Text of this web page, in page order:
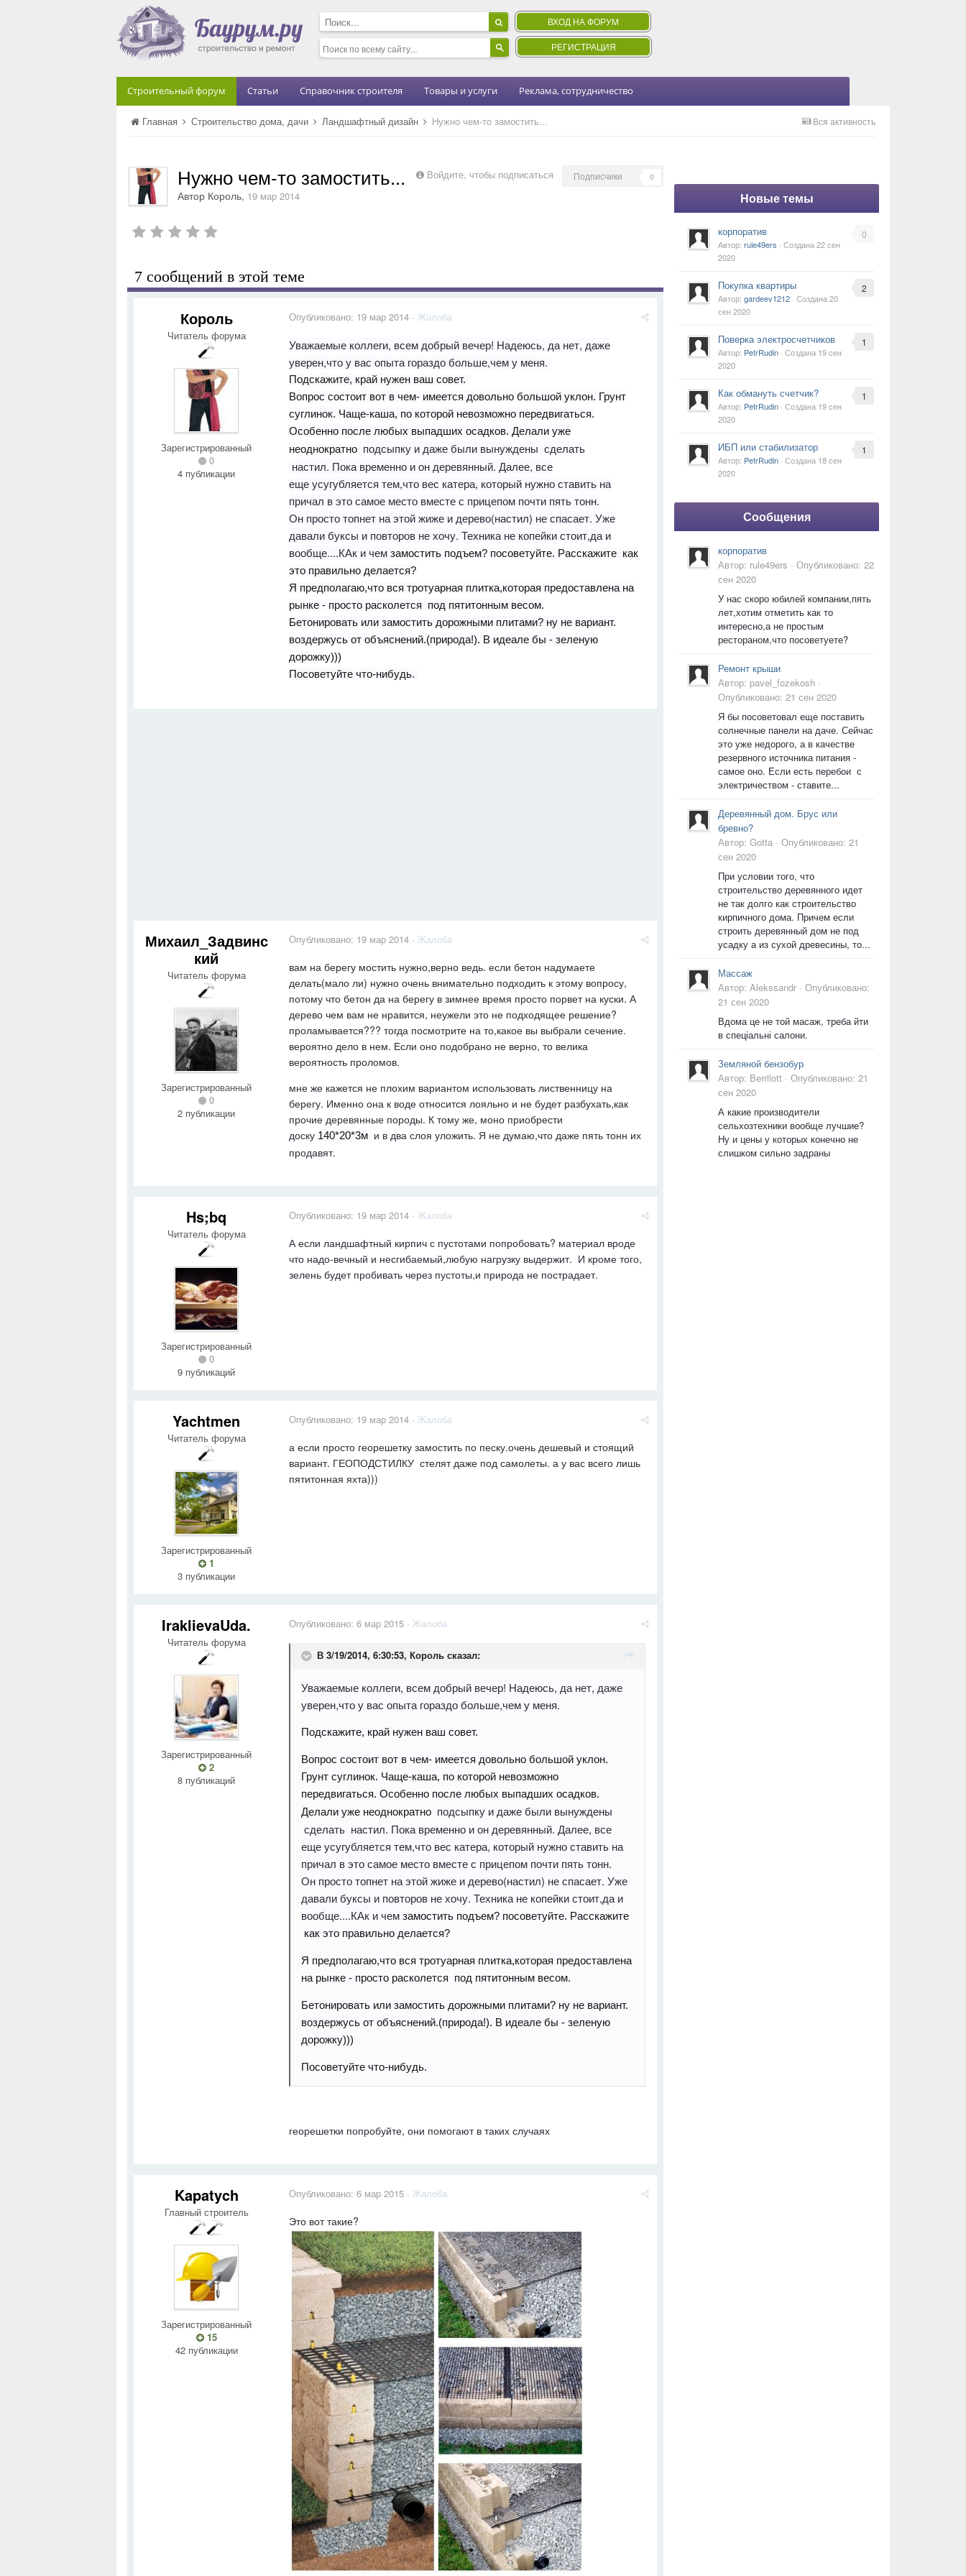
ВХОД НА ФОРУМ
РЕГИСТРАЦИЯ
Строительный форум Статьи Справочник строителя Товары и услуги Реклама, сотрудничество
Вся активность
Главная Строительство дома, дачи Ландшафтный дизайн Нужно чем-то замостить...
Войдите, чтобы подписаться Подписчики 0
Нужно чем-то замостить...
Автор Король, 19 мар 2014
7 сообщений в этой теме
Король
Читатель форума
Зарегистрированный
0
4 публикации
Опубликовано: 19 мар 2014 · Жалоба
Уважаемые коллеги, всем добрый вечер! Надеюсь, да нет, даже
уверен,что у вас опыта гораздо больше,чем у меня.
Подскажите, край нужен ваш совет.
Вопрос состоит вот в чем- имеется довольно большой уклон. Грунт
суглинок. Чаще-каша, по которой невозможно передвигаться.
Особенно после любых выпадших осадков. Делали уже
неоднократно подсыпку и даже были вынуждены сделать
настил. Пока временно и он деревянный. Далее, все
еще усугубляется тем,что вес катера, который нужно ставить на
причал в это самое место вместе с прицепом почти пять тонн.
Он просто топнет на этой жиже и дерево(настил) не спасает. Уже
давали буксы и повторов не хочу. Техника не копейки стоит,да и
вообще....КАк и чем замостить подъем? посоветуйте. Расскажите как
это правильно делается?
Я предполагаю,что вся тротуарная плитка,которая предоставлена на
рынке - просто расколется под пятитонным весом.
Бетонировать или замостить дорожными плитами? ну не вариант.
воздержусь от объяснений.(природа!). В идеале бы - зеленую
дорожку)))
Посоветуйте что-нибудь.
Михаил_Задвинс
кий
Читатель форума
Зарегистрированный
0
2 публикации
Опубликовано: 19 мар 2014 · Жалоба
вам на берегу мостить нужно,верно ведь. если бетон надумаете
делать(мало ли) нужно очень внимательно подходить к этому вопросу,
потому что бетон да на берегу в зимнее время просто порвет на куски. А
дерево чем вам не нравится, неужели это не подходящее решение?
проламывается??? тогда посмотрите на то,какое вы выбрали сечение.
вероятно дело в нем. Если оно подобрано не верно, то велика
вероятность проломов.
мне же кажется не плохим вариантом использовать лиственницу на
берегу. Именно она к воде относится лояльно и не будет разбухать,как
прочие деревянные породы. К тому же, моно приобрести
доску 140*20*3м и в два слоя уложить. Я не думаю,что даже пять тонн их
продавят.
Hs;bq
Читатель форума
Зарегистрированный
0
9 публикаций
Опубликовано: 19 мар 2014 · Жалоба
А если ландшафтный кирпич с пустотами попробовать? материал вроде
что надо-вечный и несгибаемый,любую нагрузку выдержит. И кроме того,
зелень будет пробивать через пустоты,и природа не пострадает.
Yachtmen
Читатель форума
Зарегистрированный
1
3 публикации
Опубликовано: 19 мар 2014 · Жалоба
а если просто георешетку замостить по песку.очень дешевый и стоящий
вариант. ГЕОПОДСТИЛКУ стелят даже под самолеты. а у вас всего лишь
пятитонная яхта)))
IraklievaUda.
Читатель форума
Зарегистрированный
2
8 публикаций
Опубликовано: 6 мар 2015 · Жалоба
В 3/19/2014, 6:30:53, Король сказал:
Уважаемые коллеги, всем добрый вечер! Надеюсь, да нет, даже
уверен,что у вас опыта гораздо больше,чем у меня.
Подскажите, край нужен ваш совет.
Вопрос состоит вот в чем- имеется довольно большой уклон.
Грунт суглинок. Чаще-каша, по которой невозможно
передвигаться. Особенно после любых выпадших осадков.
Делали уже неоднократно подсыпку и даже были вынуждены
сделать настил. Пока временно и он деревянный. Далее, все
еще усугубляется тем,что вес катера, который нужно ставить на
причал в это самое место вместе с прицепом почти пять тонн.
Он просто топнет на этой жиже и дерево(настил) не спасает. Уже
давали буксы и повторов не хочу. Техника не копейки стоит,да и
вообще....КАк и чем замостить подъем? посоветуйте. Расскажите
как это правильно делается?
Я предполагаю,что вся тротуарная плитка,которая предоставлена
на рынке - просто расколется под пятитонным весом.
Бетонировать или замостить дорожными плитами? ну не вариант.
воздержусь от объяснений.(природа!). В идеале бы - зеленую
дорожку)))
Посоветуйте что-нибудь.
георешетки попробуйте, они помогают в таких случаях
Kapatych
Главный строитель
Зарегистрированный
15
42 публикации
Опубликовано: 6 мар 2015 · Жалоба
Это вот такие?
Новые темы
0
корпоратив
Автор: rule49ers · Создана22 сен
2020
2
Покупка квартиры
Автор: gardeev1212 · Создана20
сен 2020
1
Поверка электросчетчиков
Автор: PetrRudin · Создана 19 сен
2020
1
Как обмануть счетчик?
Автор: PetrRudin · Создана 19 сен
2020
1
ИБП или стабилизатор
Автор: PetrRudin · Создана 18 сен
2020
Сообщения
корпоратив
Автор: rule49ers · Опубликовано: 22
сен 2020
У нас скоро юбилей компании,пять
лет,хотим отметить как то
интересно,а не простым
рестораном,что посоветуете?
Ремонт крыши
Автор: pavel_fozekosh ·
Опубликовано: 21 сен 2020
Я бы посоветовал еще поставить
солнечные панели на даче. Сейчас
это уже недорого, а в качестве
резервного источника питания -
самое оно. Если есть перебои с
электричеством - ставите...
Деревянный дом. Брус или
бревно?
Автор: Gotta · Опубликовано: 21
сен 2020
При условии того, что
строительство деревянного идет
не так долго как строительство
кирпичного дома. Причем если
строить деревянный дом не под
усадку а из сухой древесины, то...
Массаж
Автор: Alekssandr · Опубликовано:
21 сен 2020
Вдома це не той масаж, треба йти
в спеціальні салони.
Земляной бензобур
Автор: Berrilott · Опубликовано: 21
сен 2020
А какие производители
сельхозтехники вообще лучшие?
Ну и цены у которых конечно не
слишком сильно задраны